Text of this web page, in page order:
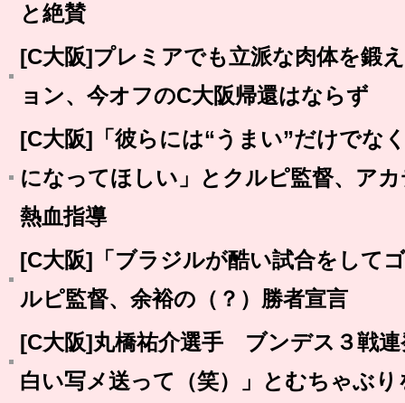
と絶賛
[C大阪]プレミアでも立派な肉体を鍛
ョン、今オフのC大阪帰還はならず
[C大阪]「彼らには“うまい”だけでな
になってほしい」とクルピ監督、ア
熱血指導
[C大阪]「ブラジルが酷い試合をして
ルピ監督、余裕の（？）勝者宣言
[C大阪]丸橋祐介選手 ブンデス３戦連
白い写メ送って（笑）」とむちゃぶり